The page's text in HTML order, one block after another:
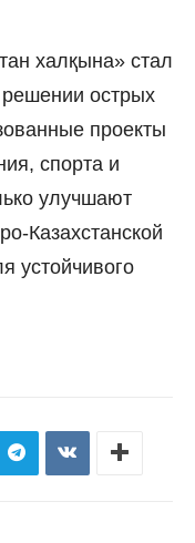
халқына» стал
острых
проекты
спорта и
улучшают
Казахстанской
устойчивого